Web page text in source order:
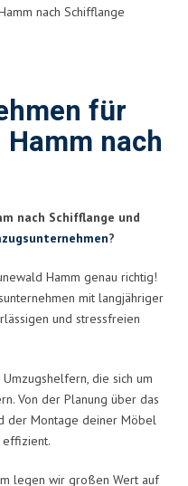
nach Schifflange
für
nach
nach Schifflange und
?
Hamm genau richtig!
mit langjähriger
und stressfreien
die sich um
Von der Planung über das
der Montage deiner Möbel
legen wir großen Wert auf